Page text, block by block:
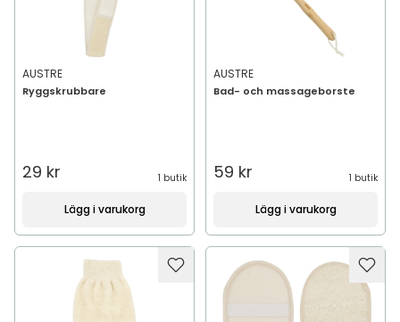
AUSTRE
Ryggskrubbare
29 kr 1 butik
Lägg i varukorg
AUSTRE
Bad- och massageborste
59 kr 1 butik
Lägg i varukorg